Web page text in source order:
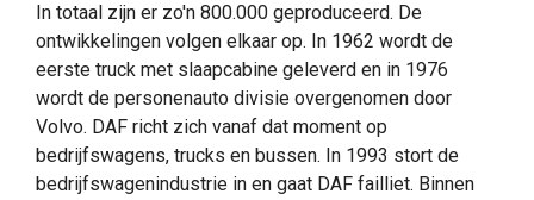
In totaal zijn er zo'n 800.000 geproduceerd. De
ontwikkelingen volgen elkaar op. In 1962 wordt de
eerste truck met slaapcabine geleverd en in 1976
wordt de personenauto divisie overgenomen door
Volvo. DAF richt zich vanaf dat moment op
bedrijfswagens, trucks en bussen. In 1993 stort de
bedrijfswagenindustrie in en gaat DAF failliet. Binnen